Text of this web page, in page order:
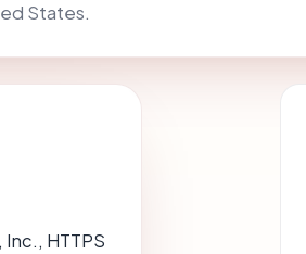
States.
HTTPS